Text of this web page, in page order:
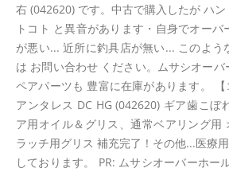
右 (042620) です。中古で購入したが ハ
トコト と異音があります・自身でオー
が悪い... 近所に釣具店が無い... このよう
は お問い合わせ ください。ムサシオー
ペアパーツも 豊富に在庫があります。
アンタレス DC HG (042620) ギア歯こぼ
ア用オイル＆グリス、通常ベアリング用
ラッチ用グリス 補充完了！その他...医療
しております。 PR: ムサシオーバーホー